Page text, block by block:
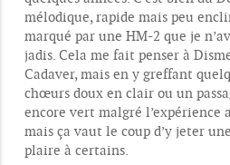
mélodique, rapide mais peu
marqué par une HM-2 que je
jadis. Cela me fait penser à
Cadaver, mais en y greffant
chœurs doux en clair ou un
encore vert malgré l’expérience
mais ça vaut le coup d’y jeter
plaire à certains.